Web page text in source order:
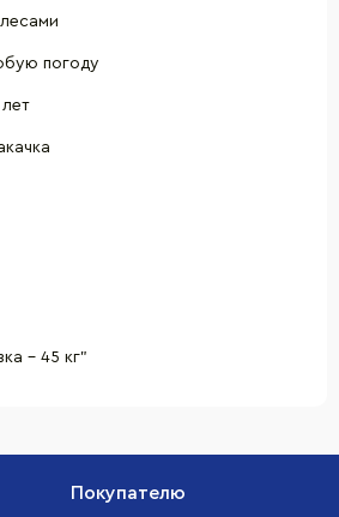
погоду
- 45 кг"
Покупателю